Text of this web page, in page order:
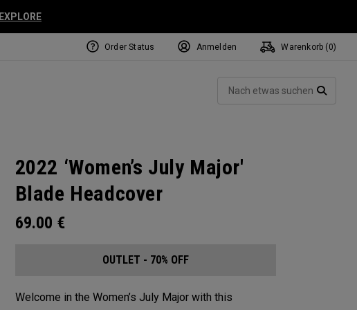
EXPLORE
Order Status Anmelden Warenkorb ( 0)
2022 ‘Women’s July Major'
Blade Headcover
69.00 €
OUTLET - 70% OFF
Welcome in the Women’s July Major with this